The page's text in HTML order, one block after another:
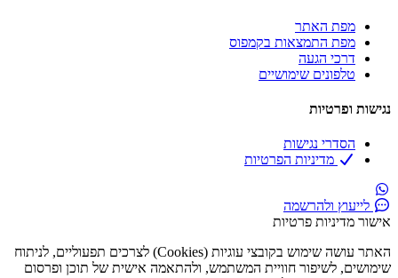
מפת האתר
מפת התמצאות בקמפוס
דרכי הגעה
טלפונים שימושיים
נגישות ופרטיות
הסדרי נגישות
מדיניות הפרטיות
לייעוץ ולהרשמה
אישור מדיניות פרטיות
האתר עושה שימוש בקובצי עוגיות (Cookies) לצרכים תפעוליים, לניתוח
שימושים, לשיפור חוויית המשתמש, ולהתאמה אישית של תוכן ופרסום